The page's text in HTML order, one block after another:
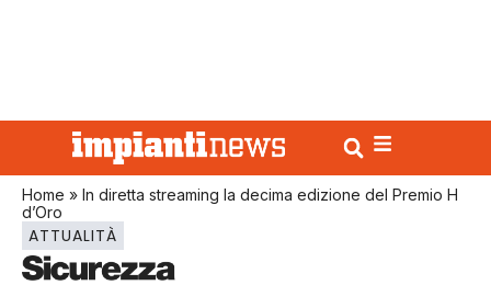
Home » In diretta streaming la decima edizione del Premio H
d’Oro
ATTUALITÀ